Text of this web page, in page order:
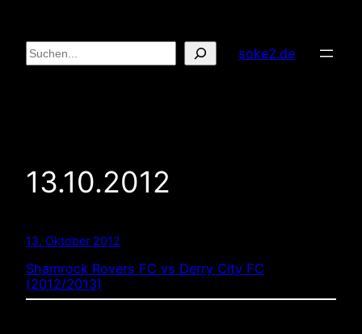
Inhalt
springen
Suchen soke2.de
13.10.2012
13. Oktober 2012
Shamrock Rovers FC vs Derry City FC
(2012/2013)